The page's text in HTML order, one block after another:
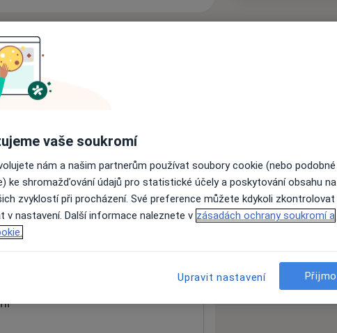
nejsou k dispozici
informace o svých službách.
a.s.
nad Labem400 01
vaše soukromí
nám a našim partnerům používat soubory cookie (nebo podobné
ke shromažďování údajů pro statistické účely a poskytování obsahu na
zvyklostí při procházení. Své preference můžete kdykoli zkontrolovat
v nastavení. Další informace naleznete v zásadách ochrany soukromí a
Upravit nastavení